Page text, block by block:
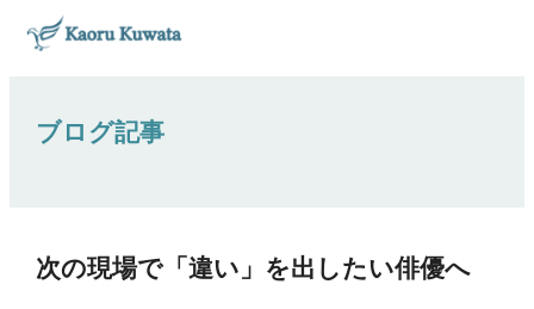
ブログ記事
次の現場で「違い」を出したい俳優へ